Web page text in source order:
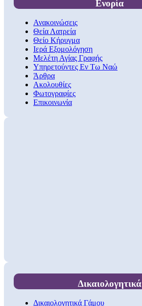
Ενορία
Ανακοινώσεις
Θεία Λατρεία
Θείο Κήρυγμα
Ιερά Εξομολόγηση
Μελέτη Αγίας Γραφής
Υπηρετούντες Εν Τω Ναώ
Άρθρα
Ακολουθίες
Φωτογραφίες
Επικοινωνία
Δικαιολογητικά
Δικαιολογητικά Γάμου